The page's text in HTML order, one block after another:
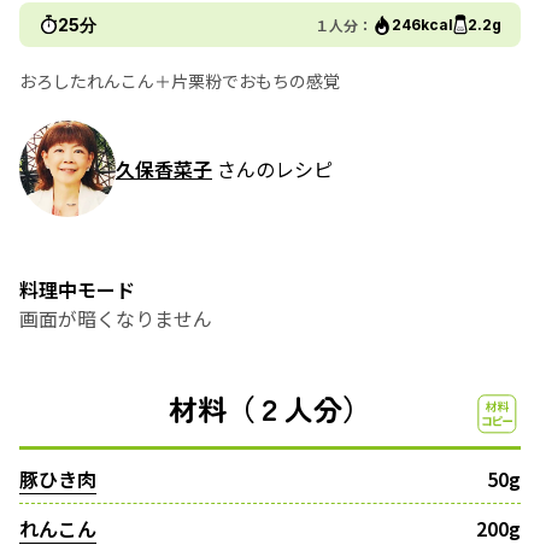
25分 １人分： 246kcal 2.2g
おろしたれんこん＋片栗粉でおもちの感覚
久保香菜子 さんのレシピ
料理中モード
画面が暗くなりません
材料（２人分）
豚ひき肉
50g
れんこん
200g